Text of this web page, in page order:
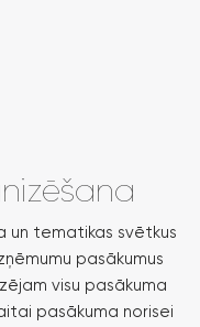
un tematikas svētkus
pasākumus
visu pasākuma
pasākuma norisei